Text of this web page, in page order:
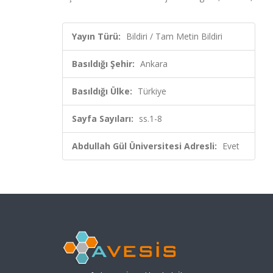
Yayın Türü: Bildiri / Tam Metin Bildiri
Basıldığı Şehir: Ankara
Basıldığı Ülke: Türkiye
Sayfa Sayıları: ss.1-8
Abdullah Gül Üniversitesi Adresli: Evet